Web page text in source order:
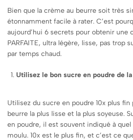
Bien que la crème au beurre soit très
étonnamment facile à rater. C’est
aujourd’hui 6 secrets pour obtenir une
PARFAITE, ultra légère, lisse, pas trop
par temps chaud.
Utilisez le bon sucre en poudre de
Utilisez du sucre en poudre 10x plus
beurre la plus lisse et la plus soyeuse.
en poudre, il est souvent indiqué à
moulu. 10x est le plus fin, et c’est ce